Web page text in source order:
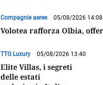
Compagnie aeree 05/08/2026 14:08
Volotea rafforza Olbia,
TTG Luxury 05/08/2026 13:40
Elite Villas, i segreti
delle estati